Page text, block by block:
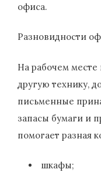
офиса.
Разновидности
На рабочем
другую технику,
письменные
запасы бумаги и
помогает разная
шкафы;